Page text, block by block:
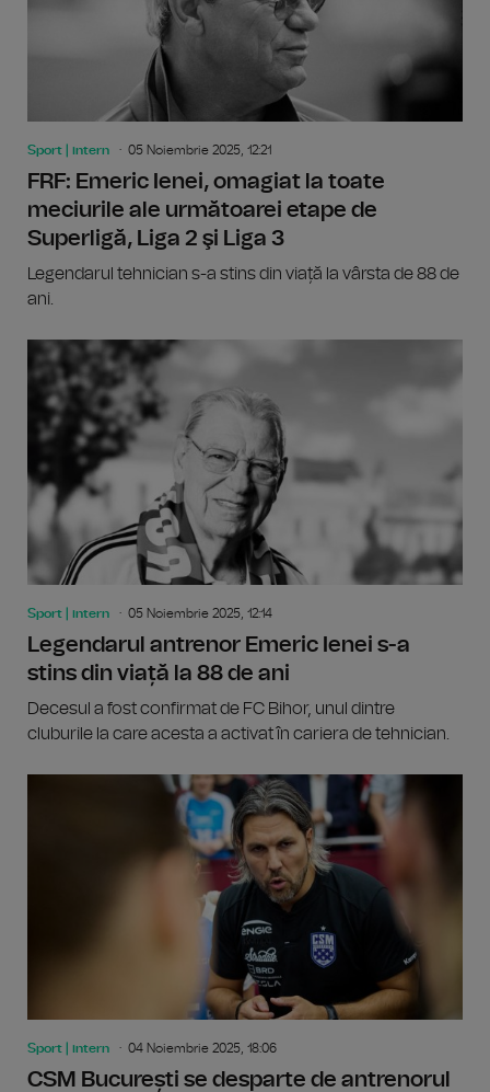
Sport | intern 05 Noiembrie 2025, 12:21
FRF: Emeric Ienei, omagiat la toate
meciurile ale următoarei etape de
Superligă, Liga 2 şi Liga 3
Legendarul tehnician s-a stins din viață la vârsta de 88 de
ani.
Sport | intern 05 Noiembrie 2025, 12:14
Legendarul antrenor Emeric Ienei s-a
stins din viață la 88 de ani
Decesul a fost confirmat de FC Bihor, unul dintre
cluburile la care acesta a activat în cariera de tehnician.
Sport | intern 04 Noiembrie 2025, 18:06
CSM București se desparte de antrenorul